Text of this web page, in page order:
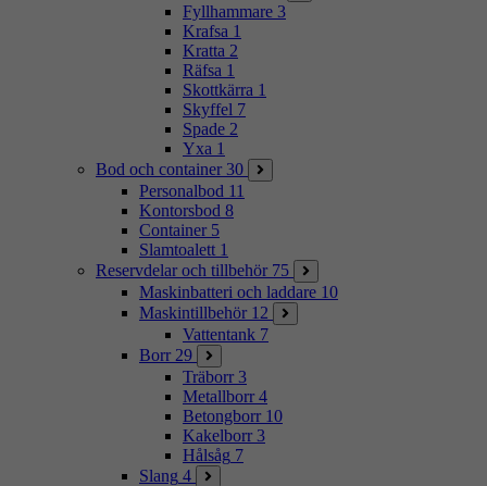
Fyllhammare 3
Krafsa 1
Kratta 2
Räfsa 1
Skottkärra 1
Skyffel 7
Spade 2
Yxa 1
Bod och container 30
Personalbod 11
Kontorsbod 8
Container 5
Slamtoalett 1
Reservdelar och tillbehör 75
Maskinbatteri och laddare 10
Maskintillbehör 12
Vattentank 7
Borr 29
Träborr 3
Metallborr 4
Betongborr 10
Kakelborr 3
Hålsåg 7
Slang 4